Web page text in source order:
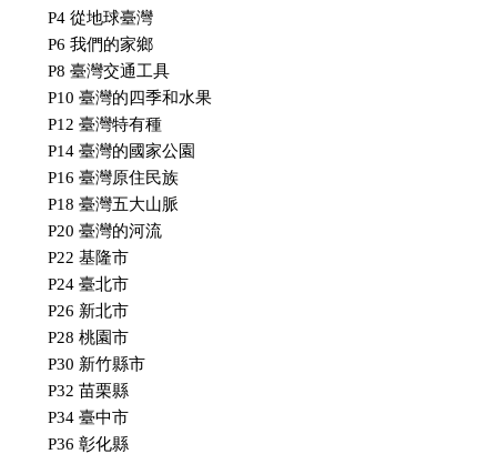
P4 從地球臺灣
P6 我們的家鄉
P8 臺灣交通工具
P10 臺灣的四季和水果
P12 臺灣特有種
P14 臺灣的國家公園
P16 臺灣原住民族
P18 臺灣五大山脈
P20 臺灣的河流
P22 基隆市
P24 臺北市
P26 新北市
P28 桃園市
P30 新竹縣市
P32 苗栗縣
P34 臺中市
P36 彰化縣